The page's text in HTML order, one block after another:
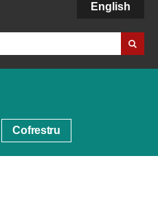
English
Cofrestru